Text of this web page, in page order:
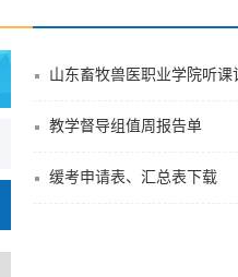
山东畜牧兽医职业学院听课
教学督导组值周报告单
缓考申请表、汇总表下载